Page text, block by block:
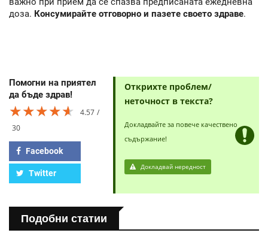
доза. Консумирайте отговорно и пазете своето здраве.
Помогни на приятел
да бъде здрав!
★★★★★
★★★★★
★★★★★
4.57
30
Facebook
Twitter
Открихте проблем/
неточност в текста?
Докладвайте за повече качествено
съдържание!
Докладвай нередност
Подобни статии